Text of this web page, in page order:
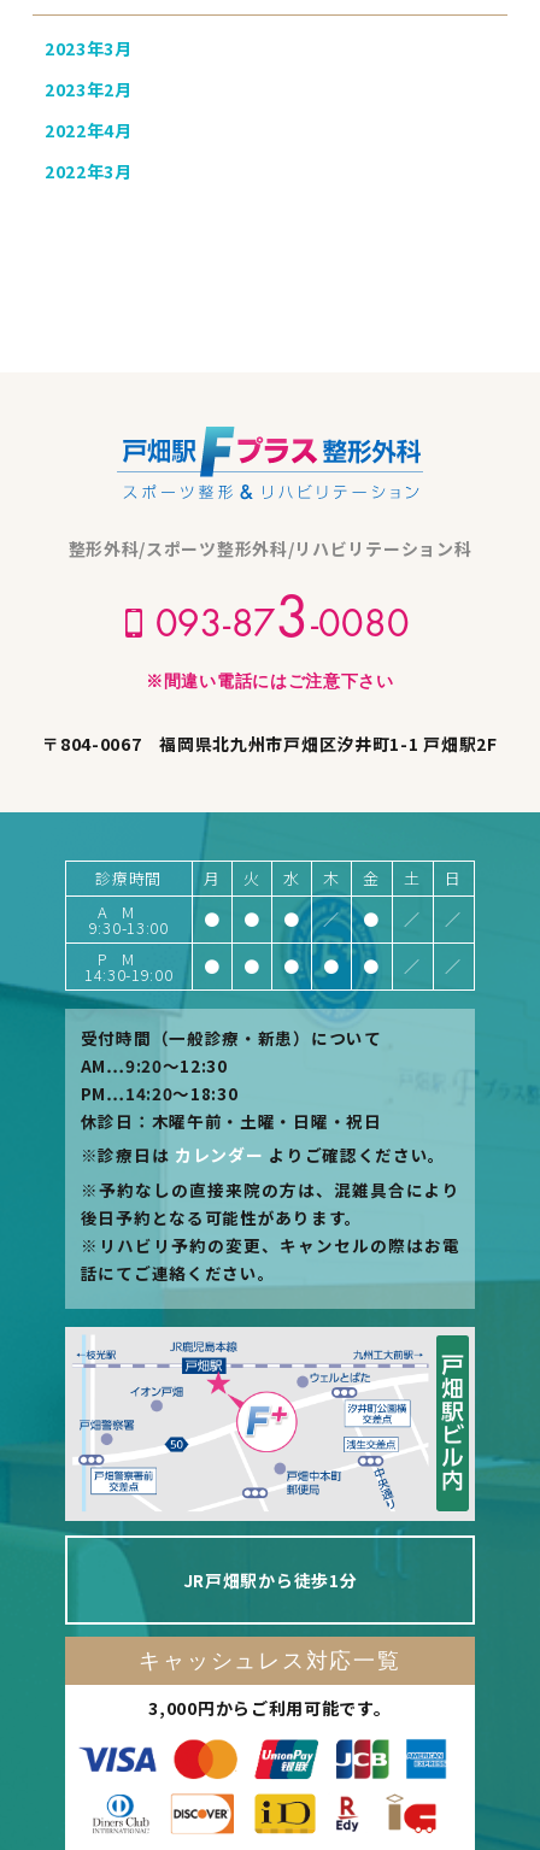
2023年3月
2023年2月
2022年4月
2022年3月
整形外科/スポーツ整形外科/リハビリテーション科
093-873-0080
※間違い電話にはご注意下さい
〒804-0067 福岡県北九州市戸畑区汐井町1-1 戸畑駅2F
診療時間 月 火 水 木 金 土
日
AM
9:30-13:00 ● ● ● ／ ● ／
／
PM
14:30-19:00 ● ● ● ● ● ／ ／
受付時間（一般診療・新患）について
AM…9:20〜12:30
PM…14:20〜18:30
休診日：木曜午前・土曜・日曜・祝日
※診療日は カレンダー よりご確認ください。
※予約なしの直接来院の方は、混雑具合により
後日予約となる可能性があります。
※リハビリ予約の変更、キャンセルの際はお電
話にてご連絡ください。
JR戸畑駅から徒歩1分
キャッシュレス対応一覧
3,000円からご利用可能です。